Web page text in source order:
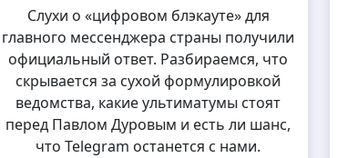
Слухи о «цифровом блэкауте» для
главного мессенджера страны получили
официальный ответ. Разбираемся, что
скрывается за сухой формулировкой
ведомства, какие ультиматумы стоят
перед Павлом Дуровым и есть ли шанс,
что Telegram останется с нами.